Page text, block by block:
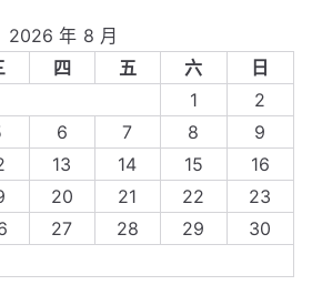
2026 年 8 月
四 五 六
日
1
2
6 7 8
9
13 14 15
16
20 21 22
23
27 28 29
30